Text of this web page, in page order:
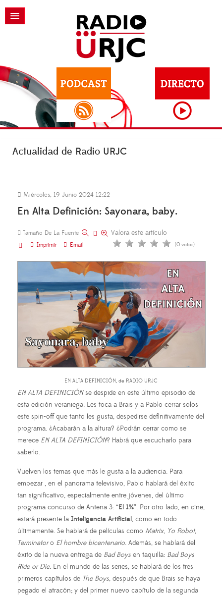
Actualidad de Radio URJC
Miércoles, 19 Junio 2024 12:22
En Alta Definición: Sayonara, baby.
Tamaño De La Fuente
Imprimir
Email
Valora este artículo
(0 votos)
EN ALTA DEFINICIÓN, de RADIO URJC
EN ALTA DEFINICIÓNse despide en este último episodio de
esta edición veraniega. Les toca a Brais y a Pablo cerrar solos
este spin-off que tanto les gusta, despedirse definitivamente del
programa. ¿Acabarán a la altura? ¿Podrán cerrar como se
merece EN ALTA DEFINICIÓN? Habrá que escucharlo para
saberlo.
Vuelven los temas que más le gusta a la audiencia. Para
empezar , en el panorama televisivo, Pablo hablará del éxito
tan significativo, especialmente entre jóvenes, del último
programa concurso de Antena 3: “El 1%”. Por otro lado, en cine,
estará presente la Inteligencia Artificial, como en todo
últimamente. Se hablará de películas como Matrix, Yo Robot,
Terminatoro El hombre bicentenario. Además, se hablará del
éxito de la nueva entrega de Bad Boys en taquilla: Bad Boys
Ride or Die. En el mundo de las series, se hablará de los tres
primeros capítulos de The Boys, después de que Brais se haya
pegado el atracón; y del primer nuevo capítulo de la segunda